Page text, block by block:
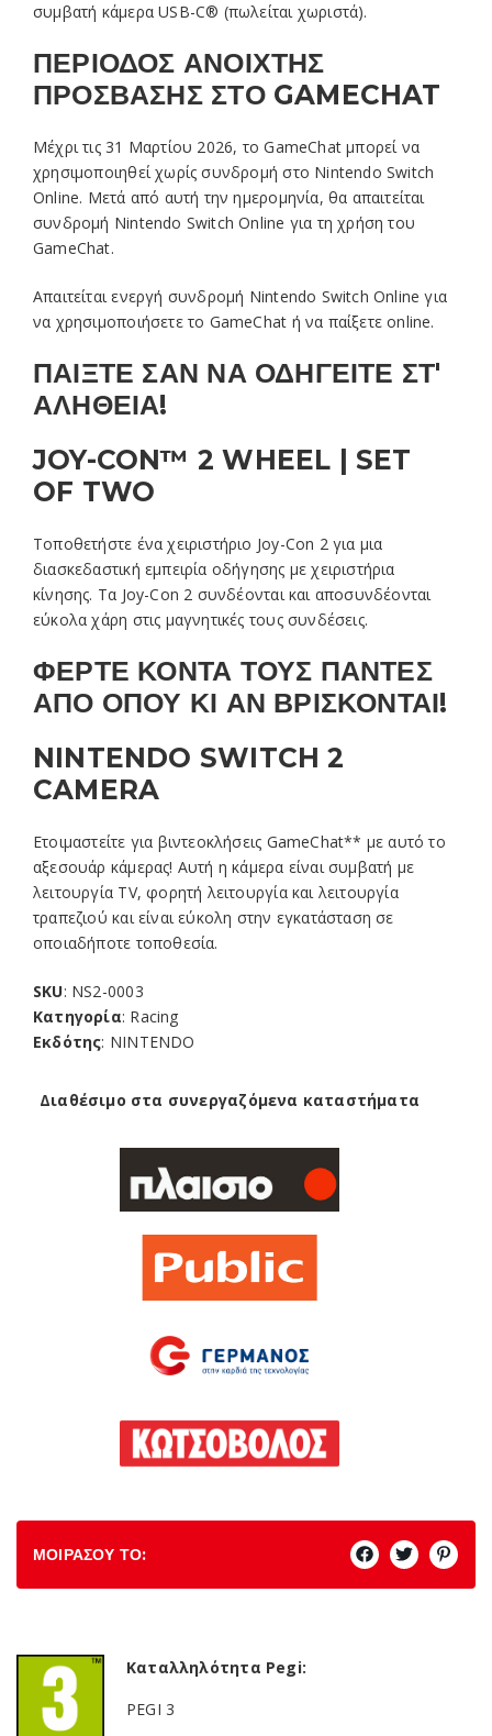
συμβατή κάμερα USB-C® (πωλείται χωριστά).
ΠΕΡΙΟΔΟΣ ΑΝΟΙΧΤΗΣ
ΠΡΟΣΒΑΣΗΣ ΣΤΟ GAMECHAT
Μέχρι τις 31 Μαρτίου 2026, το GameChat μπορεί να
χρησιμοποιηθεί χωρίς συνδρομή στο Nintendo Switch
Online. Μετά από αυτή την ημερομηνία, θα απαιτείται
συνδρομή Nintendo Switch Online για τη χρήση του
GameChat.
Απαιτείται ενεργή συνδρομή Nintendo Switch Online για
να χρησιμοποιήσετε το GameChat ή να παίξετε online.
ΠΑΙΞΤΕ ΣΑΝ ΝΑ ΟΔΗΓΕΙΤΕ ΣΤ'
ΑΛΗΘΕΙΑ!
JOY-CON™ 2 WHEEL | SET
OF TWO
Τοποθετήστε ένα χειριστήριο Joy-Con 2 για μια
διασκεδαστική εμπειρία οδήγησης με χειριστήρια
κίνησης. Τα Joy-Con 2 συνδέονται και αποσυνδέονται
εύκολα χάρη στις μαγνητικές τους συνδέσεις.
ΦΕΡΤΕ ΚΟΝΤΑ ΤΟΥΣ ΠΑΝΤΕΣ
ΑΠΟ ΟΠΟΥ ΚΙ ΑΝ ΒΡΙΣΚΟΝΤΑΙ!
NINTENDO SWITCH 2
CAMERA
Ετοιμαστείτε για βιντεοκλήσεις GameChat** με αυτό το
αξεσουάρ κάμερας! Αυτή η κάμερα είναι συμβατή με
λειτουργία TV, φορητή λειτουργία και λειτουργία
τραπεζιού και είναι εύκολη στην εγκατάσταση σε
οποιαδήποτε τοποθεσία.
SKU: NS2-0003
Κατηγορία: Racing
Εκδότης: NINTENDO
Διαθέσιμο στα συνεργαζόμενα καταστήματα
ΜΟΙΡΑΣΟΥ ΤΟ:
Καταλληλότητα Pegi:
PEGI 3